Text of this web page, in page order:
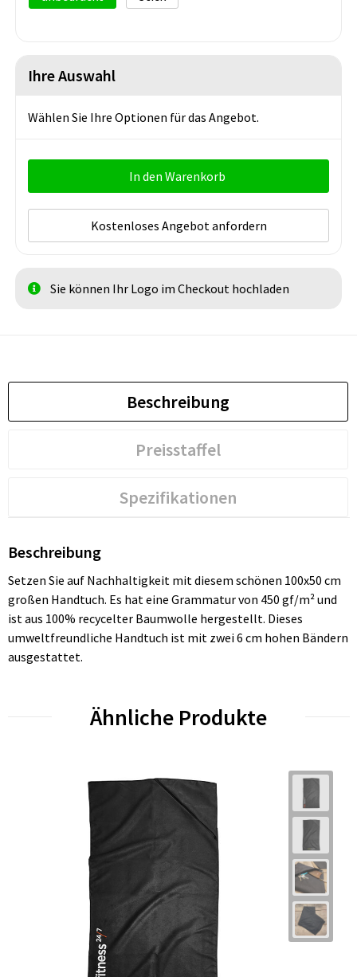
Ihre Auswahl
Wählen Sie Ihre Optionen für das Angebot.
In den Warenkorb
Kostenloses Angebot anfordern
Sie können Ihr Logo im Checkout hochladen
Beschreibung
Preisstaffel
Spezifikationen
Beschreibung
Setzen Sie auf Nachhaltigkeit mit diesem schönen 100x50 cm
großen Handtuch. Es hat eine Grammatur von 450 gf/m² und
ist aus 100% recycelter Baumwolle hergestellt. Dieses
umweltfreundliche Handtuch ist mit zwei 6 cm hohen Bändern
ausgestattet.
Ähnliche Produkte